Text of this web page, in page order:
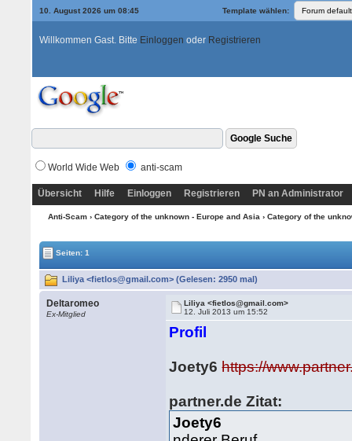
10. August 2026 um 08:45 Template wählen:
Willkommen Gast. Bitte Einloggen oder Registrieren
World Wide Web anti-scam
Übersicht Hilfe Einloggen Registrieren PN an Administrator
Anti-Scam› Category of the unknown - Europe and Asia › Category of the
Seiten: 1
Liliya <fietlos@gmail.com> (Gelesen: 2950 mal)
Deltaromeo
Ex-Mitglied
Liliya <fietlos@gmail.com>
12. Juli 2013 um 15:52
Profil
Joety6 https://
partner.de Zitat:
Joety6